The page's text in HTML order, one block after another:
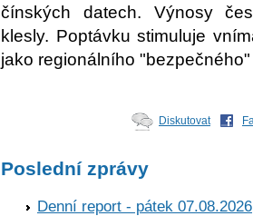
čínských datech. Výnosy
klesly. Poptávku stimuluje
jako regionálního
Diskutovat
Poslední zprávy
Denní report - pátek 07.08.2026